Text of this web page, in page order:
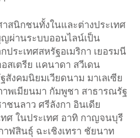
สนิกชนทั้งในและต่างประเทศ
ผ่านระบบออนไลน์เป็น
ประเทศสหรัฐอเมริกา เยอรมนี
สเตรีย แคนาดา สวีเดน
งคมนิยมเวียดนาม มาเลเซีย
พเมียนมา กัมพูชา สาธารณรัฐ
ชนลาว ศรีลังกา อินเดีย
ศ ในประเทศ อาทิ กาญจนบุรี
าฬสินธุ์ ฉะเชิงเทรา ชัยนาท